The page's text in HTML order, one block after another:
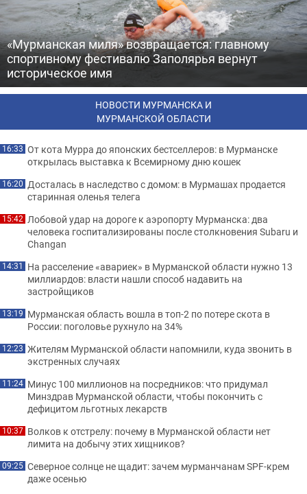
«Мурманская миля» возвращается: главному
спортивному фестивалю Заполярья вернут
историческое имя
НОВОСТИ МУРМАНСКА И
МУРМАНСКОЙ ОБЛАСТИ
16:33 От кота Мурра до японских бестселлеров: в Мурманске
открылась выставка к Всемирному дню кошек
16:20 Досталась в наследство с домом: в Мурмашах продается
старинная оленья телега
15:42 Лобовой удар на дороге к аэропорту Мурманска: два
человека госпитализированы после столкновения Subaru и
Changan
14:31 На расселение «авариек» в Мурманской области нужно 13
миллиардов: власти нашли способ надавить на
застройщиков
13:19 Мурманская область вошла в топ-2 по потере скота в
России: поголовье рухнуло на 34%
12:23 Жителям Мурманской области напомнили, куда звонить в
экстренных случаях
11:24 Минус 100 миллионов на посредников: что придумал
Минздрав Мурманской области, чтобы покончить с
дефицитом льготных лекарств
10:37 Волков к отстрелу: почему в Мурманской области нет
лимита на добычу этих хищников?
09:25 Северное солнце не щадит: зачем мурманчанам SPF-крем
даже осенью